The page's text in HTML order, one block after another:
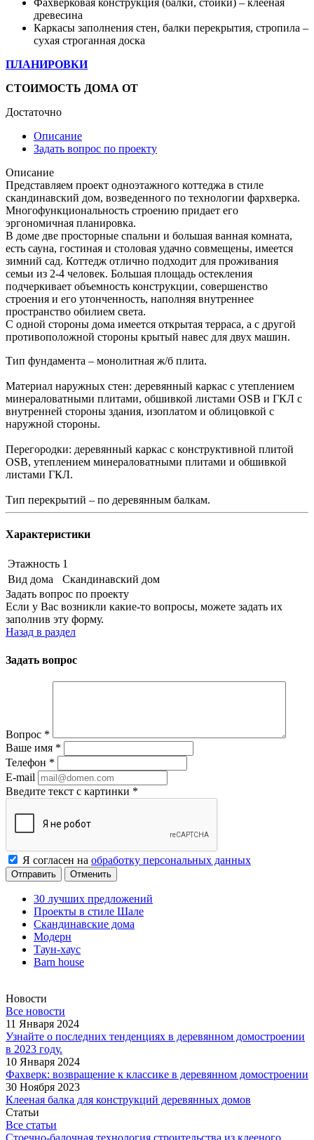
древесина
Каркасы заполнения стен, балки перекрытия, стропила –
сухая строганная доска
ПЛАНИРОВКИ
СТОИМОСТЬ ДОМА ОТ
Достаточно
Описание
Задать вопрос по проекту
Описание
Представляем проект одноэтажного коттеджа в стиле
скандинавский дом, возведенного по технологии фархверка.
Многофункциональность строению придает его
эргономичная планировка.
В доме две просторные спальни и большая ванная комната,
есть сауна, гостиная и столовая удачно совмещены, имеется
зимний сад. Коттедж отлично подходит для проживания
семьи из 2-4 человек. Большая площадь остекления
подчеркивает объемность конструкции, совершенство
строения и его утонченность, наполняя внутреннее
пространство обилием света.
С одной стороны дома имеется открытая терраса, а с другой
противоположной стороны крытый навес для двух машин.
Тип фундамента – монолитная ж/б плита.
Материал наружных стен: деревянный каркас с утеплением
минераловатными плитами, обшивкой листами OSB и ГКЛ с
внутренней стороны здания, изоплатом и облицовкой с
наружной стороны.
Перегородки: деревянный каркас с конструктивной плитой
OSB, утеплением минераловатными плитами и обшивкой
листами ГКЛ.
Тип перекрытий – по деревянным балкам.
Характеристики
Этажность 1
Вид дома
Скандинавский дом
Задать вопрос по проекту
Если у Вас возникли какие-то вопросы, можете задать их
заполнив эту форму.
Назад в раздел
Задать вопрос
Вопрос *
Ваше имя *
Телефон *
E-mail
Введите текст с картинки *
Я согласен на обработку персональных данных
Отменить
30 лучших предложений
Проекты в стиле Шале
Скандинавские дома
Модерн
Таун-хаус
Barn house
Новости
Все новости
11 Января 2024
Узнайте о последних тенденциях в деревянном домостроении
в 2023 году.
10 Января 2024
Фахверк: возвращение к классике в деревянном домостроении
30 Ноября 2023
Клееная балка для конструкций деревянных домов
Статьи
Все статьи
Стоечно-балочная технология строительства из клееного